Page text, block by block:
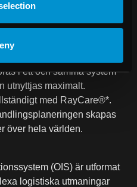
och protoner samt
har stöd för ett stort
i ett och samma system
utnyttjas maximalt.
med RayCare®*.
skapas
över hela världen.
(OIS) är utformat
logistiska utmaningar